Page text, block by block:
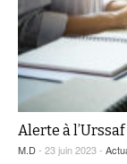
Alerte à l’Urssaf
M.D- 23 juin 2023 -